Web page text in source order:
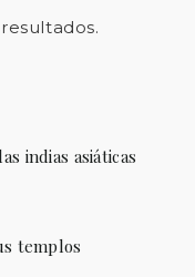
indias asiáticas
templos